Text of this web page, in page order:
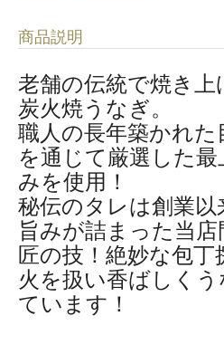
商品説明
老舗の伝統で焼き
炭火焼うなぎ。
職人の長年築かれた
を通じて厳選した
みを使用！
秘伝のタレは創業以
旨みが詰まった当店
匠の技！絶妙な包
火を扱い香ばしく
ています！